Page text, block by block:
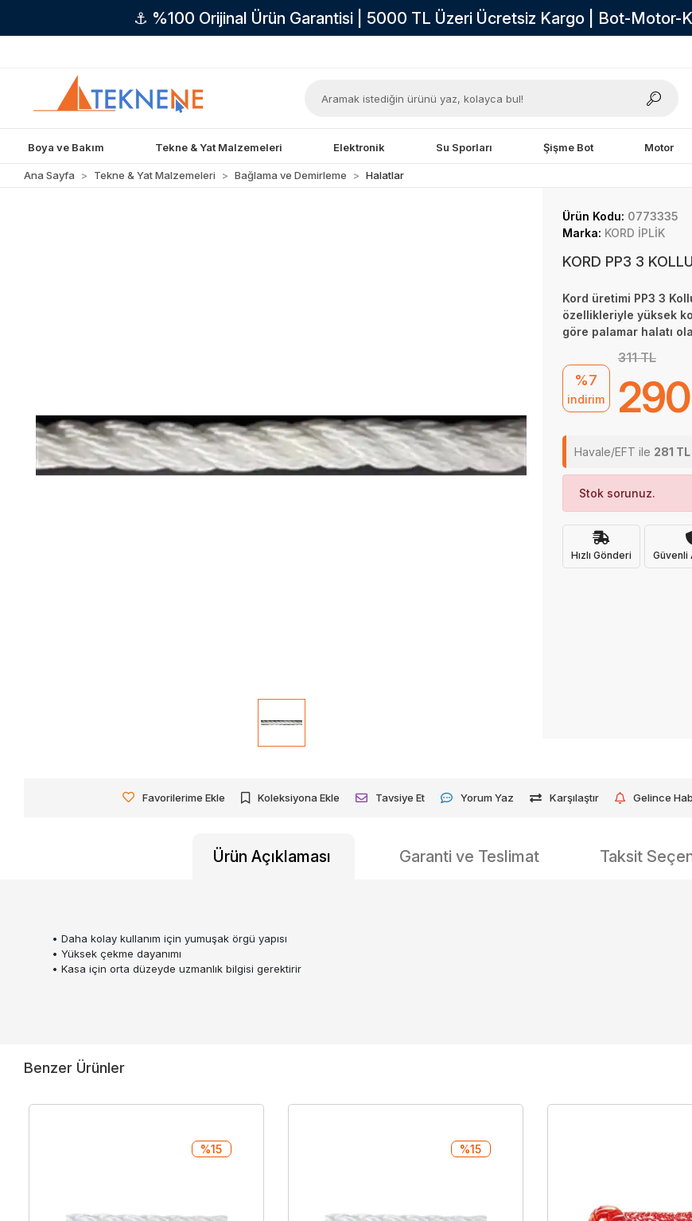
⚓ %100 Orijinal Ürün Garantisi | 5000 TL Üzeri Ücretsiz Kargo | Bot-Motor-
Boya ve Bakım Tekne & Yat Malzemeleri Elektronik Su Sporları Şişme Bot Motor
Ana Sayfa Tekne & Yat Malzemeleri Bağlama ve Demirleme Halatlar
Ürün Kodu: 0773335
Marka: KORD İPLİK
KORD PP3 3
Kord üretimi PP3 3
özellikleriyle yüksek
göre palamar halatı
%7
indirim
311 TL
Havale/EFT ile 281 TL
Stok sorunuz.
Hızlı Gönderi Güvenli
Favorilerime Ekle Koleksiyona Ekle Tavsiye Et Yorum Yaz Karşılaştır Gelince
Ürün Açıklaması Garanti ve Teslimat Taksit
• Daha kolay kullanım için yumuşak örgü yapısı
• Yüksek çekme dayanımı
• Kasa için orta düzeyde uzmanlık bilgisi gerektirir
Benzer Ürünler
%15 %15